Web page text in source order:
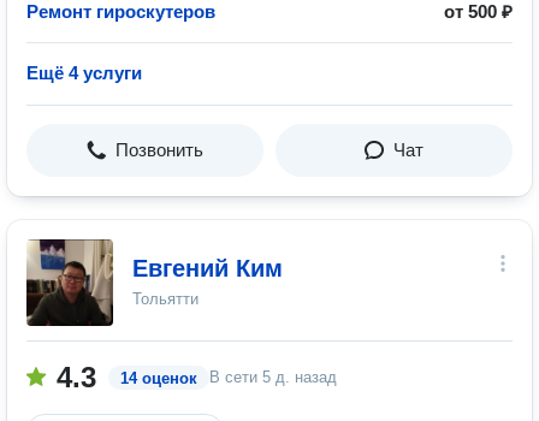
Ремонт гироскутеров от 500 ₽
Ещё 4 услуги
Позвонить Чат
Евгений Ким
Тольятти
4.3 14 оценок В сети 5 д. назад